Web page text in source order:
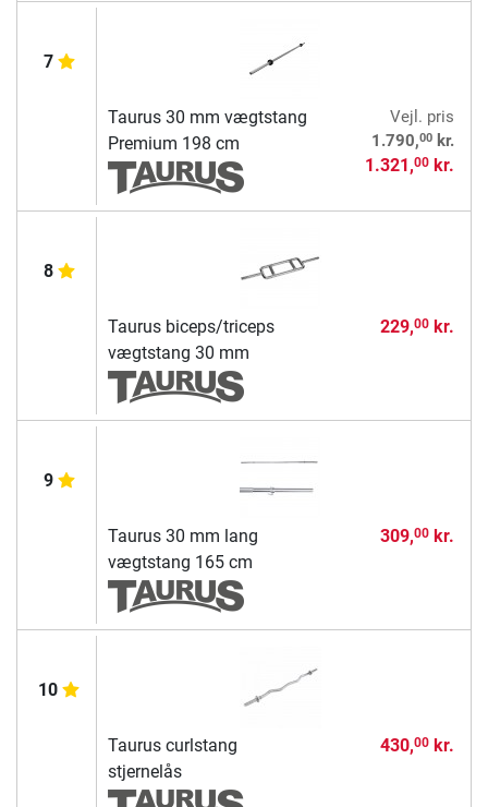
7
Taurus 30 mm vægtstang
Premium 198 cm
Vejl. pris
1.790,00kr.
1.321,00kr.
8
Taurus biceps/triceps
vægtstang 30 mm
229,00kr.
9
Taurus 30 mm lang
vægtstang 165 cm
309,00kr.
10
Taurus curlstang
stjernelås
430,00kr.